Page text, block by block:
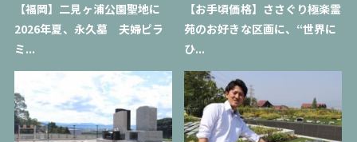
【福岡】二見ヶ浦公園聖地に
2026年夏、永久墓 夫婦ピラ
ミ...
【お手頃価格】ささぐり極楽霊
苑のお好きな区画に、“世界に
ひ...